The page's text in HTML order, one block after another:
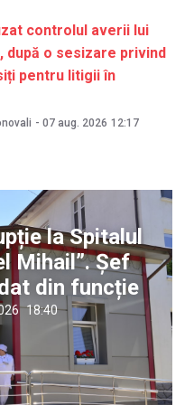
controlul averii lui
după o sesizare privind
pentru litigii în
- 07 aug. 2026 12:17
la Spitalul
Mihail”. Șef
din funcție
18:40